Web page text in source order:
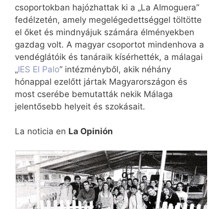
csoportokban hajózhattak ki a „La Almoguera”
fedélzetén, amely megelégedettséggel töltötte
el őket és mindnyájuk számára élményekben
gazdag volt. A magyar csoportot mindenhova a
vendéglátóik és tanáraik kísérhették, a málagai
„IES El Palo” intézményből, akik néhány
hónappal ezelőtt jártak Magyarországon és
most cserébe bemutatták nekik Málaga
jelentősebb helyeit és szokásait.
La noticia en La Opinión